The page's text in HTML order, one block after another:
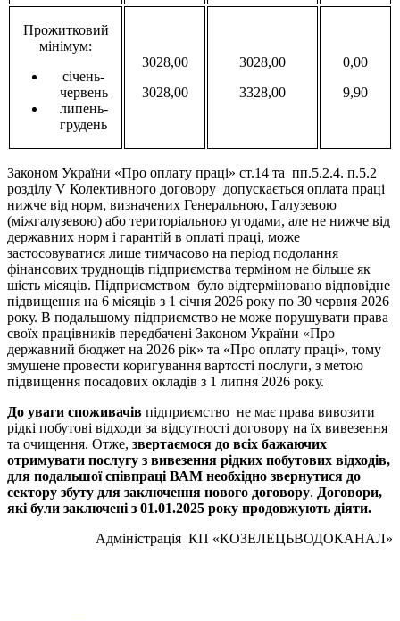
Прожитковий
мінімум:
січень-
червень
липень-
грудень
3028,00
3028,00
3028,00
3328,00
0,00
9,90
Законом України «Про оплату праці» ст.14 та пп.5.2.4. п.5.2
розділу V Колективного договору допускається оплата праці
нижче від норм, визначених Генеральною, Галузевою
(міжгалузевою) або територіальною угодами, але не нижче від
державних норм і гарантій в оплаті праці, може
застосовуватися лише тимчасово на період подолання
фінансових труднощів підприємства терміном не більше як
шість місяців. Підприємством було відтерміновано відповідне
підвищення на 6 місяців з 1 січня 2026 року по 30 червня 2026
року. В подальшому підприємство не може порушувати права
своїх працівників передбачені Законом України «Про
державний бюджет на 2026 рік» та «Про оплату праці», тому
змушене провести коригування вартості послуги, з метою
підвищення посадових окладів з 1 липня 2026 року.
До уваги споживачів підприємство не має права вивозити
рідкі побутові відходи за відсутності договору на їх вивезення
та очищення. Отже, звертаємося до всіх бажаючих
отримувати послугу з вивезення рідких побутових відходів,
для подальшої співпраці ВАМ необхідно звернутися до
сектору збуту для заключення нового договору. Договори,
які були заключені з 01.01.2025 року продовжують діяти.
Адміністрація КП «КОЗЕЛЕЦЬВОДОКАНАЛ»